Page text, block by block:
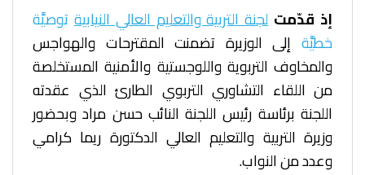
إذ قدّمت لجنة التربية والتعليم العالي النيابية توصيَّة
خطيَّة إلى الوزيرة تضمنت المقترحات والهواجس
والمخاوف التربوية واللوجستية والأمنية المستخلصة
من اللقاء التشاوري التربوي الطارئ الذي عقدته
اللجنة برئاسة رئيس اللجنة النائب حسن مراد وبحضور
وزيرة التربية والتعليم العالي الدكتورة ريما كرامي
وعدد من النواب.